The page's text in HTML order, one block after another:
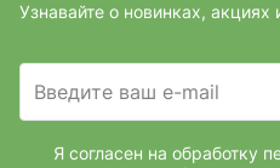
Узнавайте о новинках,
Введите ваш e-mail
Я согласен на обработку